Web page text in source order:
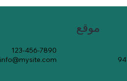
موقع
123-456-7890
info@mysite.com